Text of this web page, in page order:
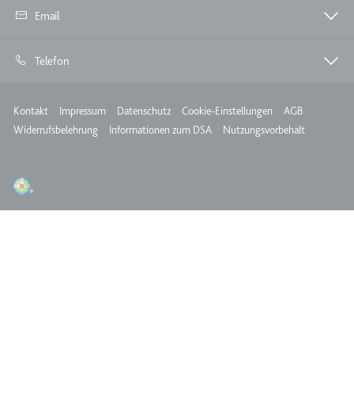
Email
Telefon
Meta
Kontakt Impressum Datenschutz Cookie-Einstellungen
AGB
Widerrufsbelehrung
Informationen zum DSA Nutzungsvorbehalt